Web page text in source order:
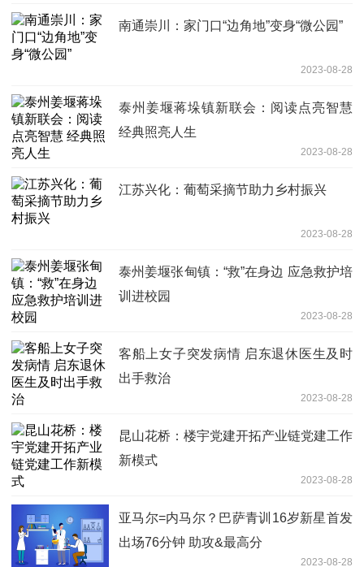
南通崇川：家门口“边角地”变身“微公园”
2023-08-28
泰州姜堰蒋垛镇新联会：阅读点亮智慧
经典照亮人生
2023-08-28
江苏兴化：葡萄采摘节助力乡村振兴
2023-08-28
泰州姜堰张甸镇：“救”在身边 应急救护培
训进校园
2023-08-28
客船上女子突发病情 启东退休医生及时
出手救治
2023-08-28
昆山花桥：楼宇党建开拓产业链党建工作
新模式
2023-08-28
亚马尔=内马尔？巴萨青训16岁新星首发
出场76分钟 助攻&最高分
2023-08-28